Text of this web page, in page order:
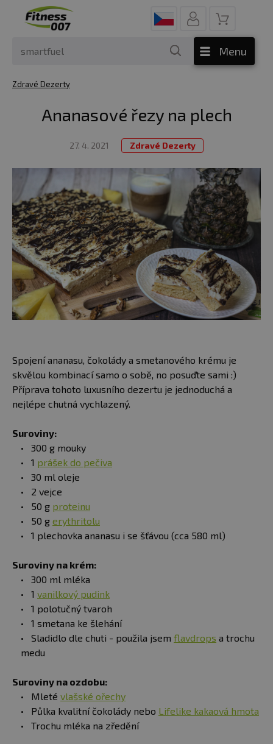
Menu
Zdravé Dezerty
Ananasové řezy na plech
27. 4. 2021 Zdravé Dezerty
Spojení ananasu, čokolády a smetanového krému je
skvělou kombinací samo o sobě, no posuďte sami :)
Příprava tohoto luxusního dezertu je jednoduchá a
nejlépe chutná vychlazený.
Suroviny:
300 g mouky
1 prášek do pečiva
30 ml oleje
2 vejce
50 g proteinu
50 g erythritolu
​1 plechovka ananasu i se šťávou (cca 580 ml)
Suroviny na krém:
300 ml mléka
1 vanilkový pudink
1 polotučný tvaroh
1 smetana ke šlehání
​Sladidlo dle chuti - použila jsem flavdrops a trochu
medu​
Suroviny na ozdobu:
Mleté vlašské ořechy
Půlka kvalitní čokolády nebo Lifelike kakaová hmota
​Trochu mléka na zředění